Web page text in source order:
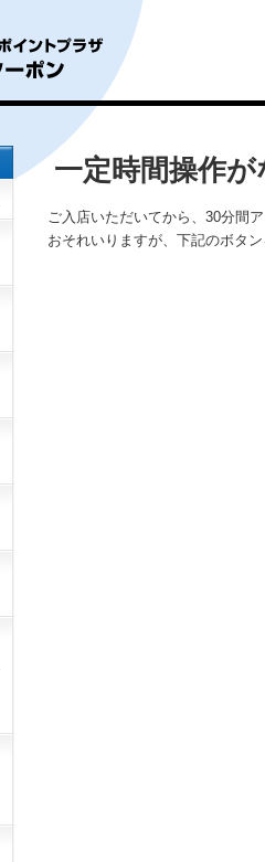
一定時間操作
ご入店いただいてから、30分間
おそれいりますが、下記のボタ